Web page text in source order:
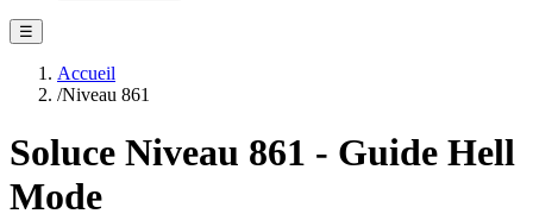
☰
Accueil
/Niveau 861
Soluce Niveau 861 - Guide Hell
Mode